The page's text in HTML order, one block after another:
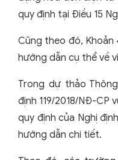
quy định tại Điều 15
Cũng theo đó, Khoản
hướng dẫn cụ thể về
Trong dự thảo
định 119/2018/NĐ-CP
quy định của Nghị
hướng dẫn chi tiết.